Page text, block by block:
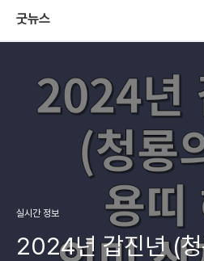
굿뉴스
실시간 정보
2024년 갑진년 (청